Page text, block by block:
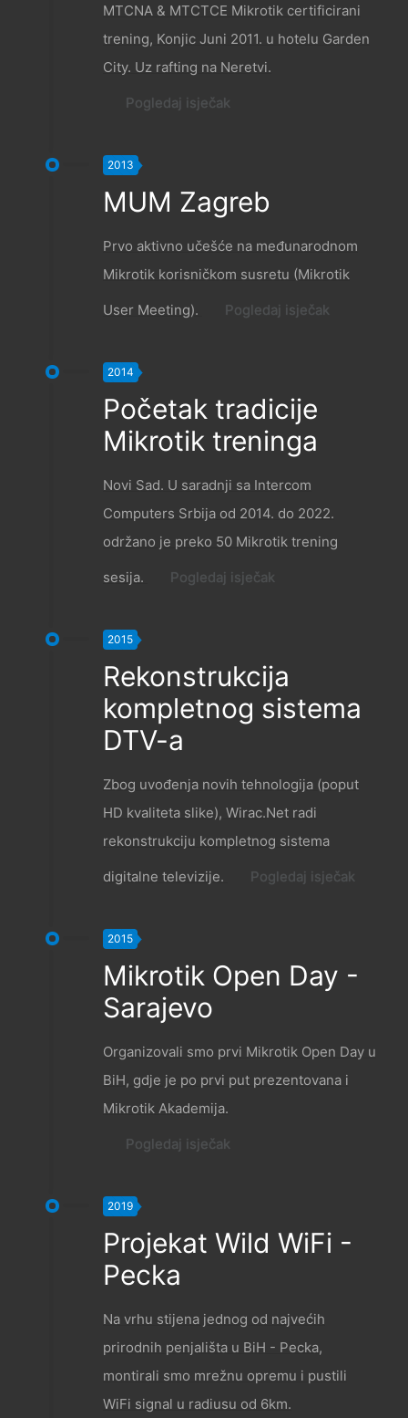
MTCNA & MTCTCE Mikrotik certificirani
trening, Konjic Juni 2011. u hotelu Garden
City. Uz rafting na Neretvi.
Pogledaj isječak
2013
MUM Zagreb
Prvo aktivno učešće na međunarodnom
Mikrotik korisničkom susretu (Mikrotik
User Meeting). Pogledaj isječak
2014
Početak tradicije
Mikrotik treninga
Novi Sad. U saradnji sa Intercom
Computers Srbija od 2014. do 2022.
održano je preko 50 Mikrotik trening
sesija. Pogledaj isječak
2015
Rekonstrukcija
kompletnog sistema
DTV-a
Zbog uvođenja novih tehnologija (poput
HD kvaliteta slike), Wirac.Net radi
rekonstrukciju kompletnog sistema
digitalne televizije. Pogledaj isječak
2015
Mikrotik Open Day -
Sarajevo
Organizovali smo prvi Mikrotik Open Day u
BiH, gdje je po prvi put prezentovana i
Mikrotik Akademija.
Pogledaj isječak
2019
Projekat Wild WiFi -
Pecka
Na vrhu stijena jednog od najvećih
prirodnih penjališta u BiH - Pecka,
montirali smo mrežnu opremu i pustili
WiFi signal u radiusu od 6km.